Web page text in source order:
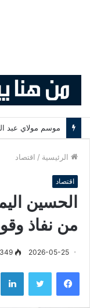
الرئيسية / اقتصاد
اقتصاد
الحسين
من نفاذ
2026-05-25
349
فيسبوك